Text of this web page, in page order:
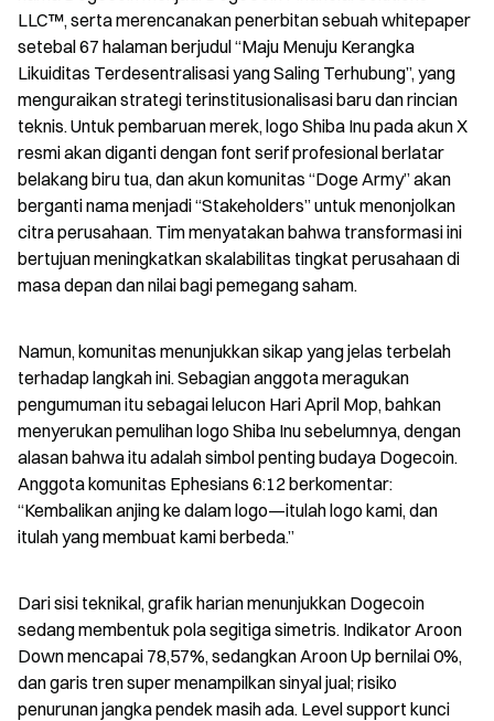
LLC™, serta merencanakan penerbitan sebuah whitepaper
setebal 67 halaman berjudul “Maju Menuju Kerangka
Likuiditas Terdesentralisasi yang Saling Terhubung”, yang
menguraikan strategi terinstitusionalisasi baru dan rincian
teknis. Untuk pembaruan merek, logo Shiba Inu pada akun X
resmi akan diganti dengan font serif profesional berlatar
belakang biru tua, dan akun komunitas “Doge Army” akan
berganti nama menjadi “Stakeholders” untuk menonjolkan
citra perusahaan. Tim menyatakan bahwa transformasi ini
bertujuan meningkatkan skalabilitas tingkat perusahaan di
masa depan dan nilai bagi pemegang saham.
Namun, komunitas menunjukkan sikap yang jelas terbelah
terhadap langkah ini. Sebagian anggota meragukan
pengumuman itu sebagai lelucon Hari April Mop, bahkan
menyerukan pemulihan logo Shiba Inu sebelumnya, dengan
alasan bahwa itu adalah simbol penting budaya Dogecoin.
Anggota komunitas Ephesians 6:12 berkomentar:
“Kembalikan anjing ke dalam logo—itulah logo kami, dan
itulah yang membuat kami berbeda.”
Dari sisi teknikal, grafik harian menunjukkan Dogecoin
sedang membentuk pola segitiga simetris. Indikator Aroon
Down mencapai 78,57%, sedangkan Aroon Up bernilai 0%,
dan garis tren super menampilkan sinyal jual; risiko
penurunan jangka pendek masih ada. Level support kunci